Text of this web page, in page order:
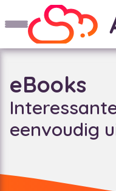
eBooks
eenvoudig